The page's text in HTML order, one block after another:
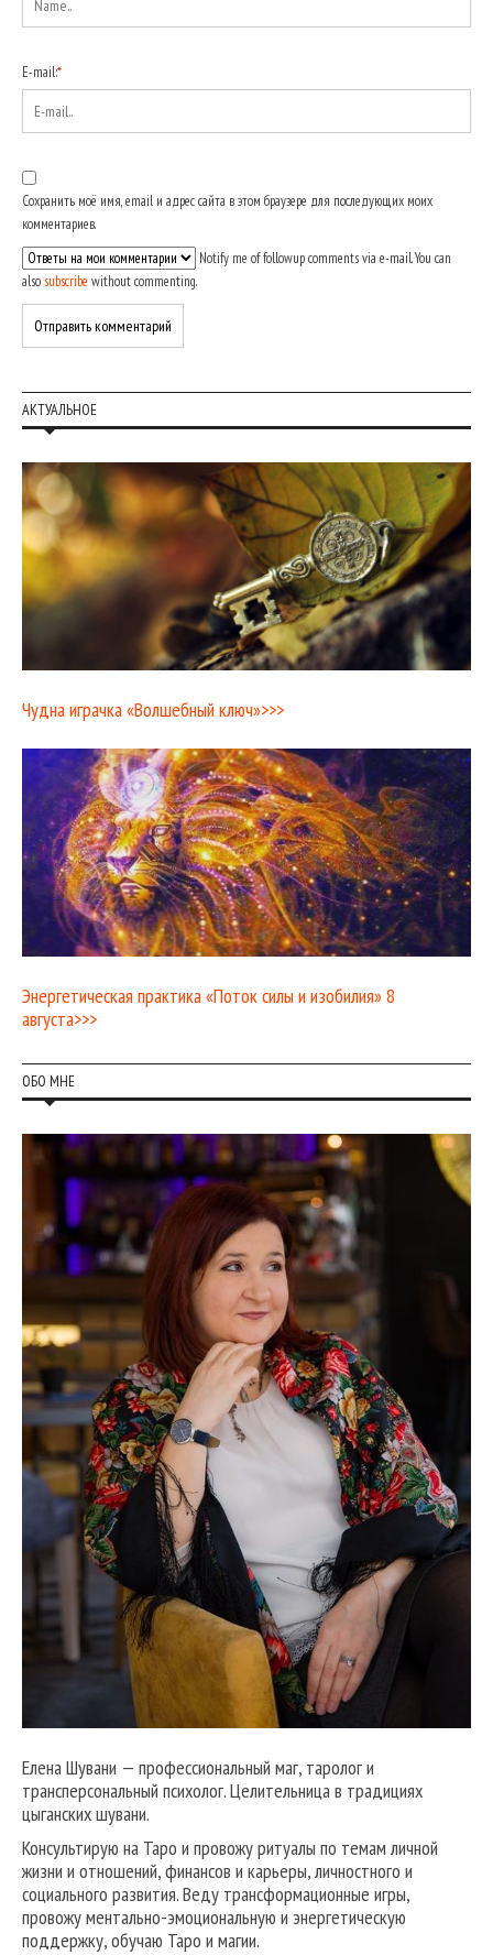
E-mail:*
Сохранить моё имя, email и адрес сайта в этом браузере для последующих моих
комментариев.
Notify me of followup comments via e-mail. You can
also subscribe without commenting.
АКТУАЛЬНОЕ
Чудна играчка «Волшебный ключ»>>>
Энергетическая практика «Поток силы и изобилия» 8
августа>>>
ОБО МНЕ
Елена Шувани — профессиональный маг, таролог и
трансперсональный психолог. Целительница в традициях
цыганских шувани.
Консультирую на Таро и провожу ритуалы по темам личной
жизни и отношений, финансов и карьеры, личностного и
социального развития. Веду трансформационные игры,
провожу ментально-эмоциональную и энергетическую
поддержку, обучаю Таро и магии.